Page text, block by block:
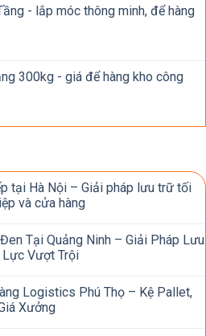
- lắp móc thông minh, để hàng
300kg - giá để hàng kho công
tại Hà Nội – Giải pháp lưu trữ tối
và cửa hàng
Tại Quảng Ninh – Giải Pháp Lưu
Lực Vượt Trội
Logistics Phú Thọ – Kệ Pallet,
Xưởng